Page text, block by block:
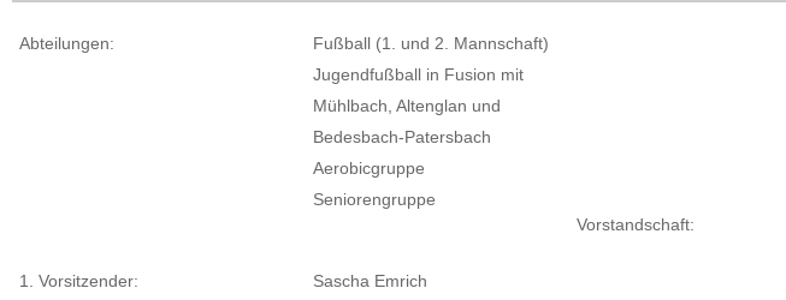
Abteilungen:
Fußball (1. und 2. Mannschaft)
Jugendfußball in Fusion mit
Mühlbach, Altenglan und
Bedesbach-Patersbach
Aerobicgruppe
Seniorengruppe
Vorstandschaft:
1. Vorsitzender:
Sascha Emrich